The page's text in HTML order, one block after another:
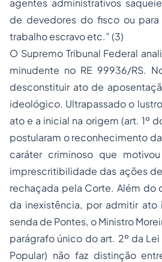
agentes administrativos
de devedores do fisco ou
trabalho escravoetc.” (3)
O Supremo Tribunal Federal
minudente no RE 99936/RS.
desconstituir ato de
ideológico. Ultrapassado o
ato e a inicial na origem (art. 1º
postularam o reconhecimento
caráter criminoso que
imprescritibilidade das ações
rechaçada pela Corte. Além do
da inexistência, por admitir ato
senda de Pontes, o Ministro
parágrafo único do art. 2º da
Popular) não faz distinção